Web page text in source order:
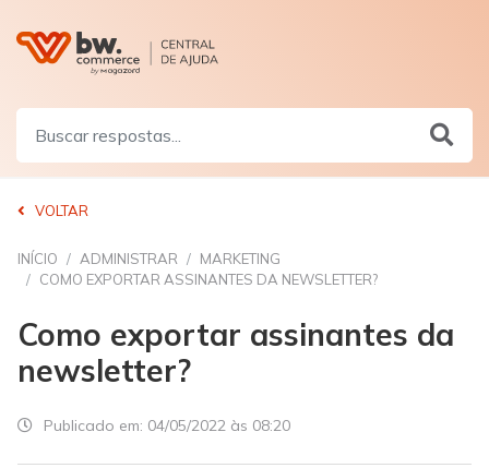
VOLTAR
INÍCIO ADMINISTRAR
MARKETING
COMO EXPORTAR ASSINANTES DA NEWSLETTER?
Como exportar assinantes da
newsletter?
Publicado em: 04/05/2022 às 08:20